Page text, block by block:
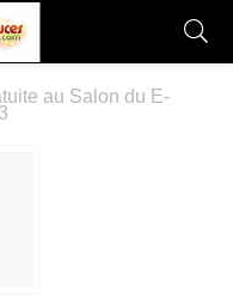
au Salon du E-